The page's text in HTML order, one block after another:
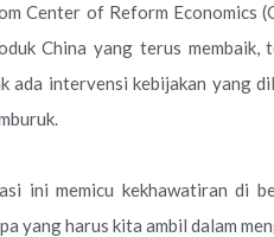
Center of Reform Economics
China yang terus
ada intervensi kebijakan yang
ini memicu kekhawatiran di
yang harus kita ambil dalam